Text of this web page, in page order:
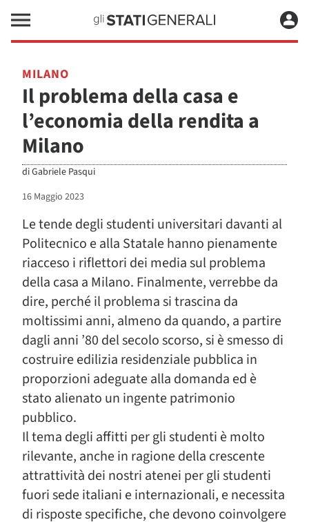
MILANO
Il problema della casa e
l’economia della rendita a
Milano
diGabriele Pasqui
16 Maggio 2023
Le tende degli studenti universitari davanti al
Politecnico e alla Statale hanno pienamente
riacceso i riflettori dei media sul problema
della casa a Milano. Finalmente, verrebbe da
dire, perché il problema si trascina da
moltissimi anni, almeno da quando, a partire
dagli anni ’80 del secolo scorso, si è smesso di
costruire edilizia residenziale pubblica in
proporzioni adeguate alla domanda ed è
stato alienato un ingente patrimonio
pubblico.
Il tema degli affitti per gli studenti è molto
rilevante, anche in ragione della crescente
attrattività dei nostri atenei per gli studenti
fuori sede italiani e internazionali, e necessita
di risposte specifiche, che devono coinvolgere